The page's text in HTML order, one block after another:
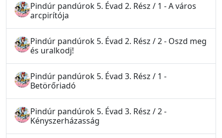
Pindúr pandúrok 5. Évad 2. Rész / 1 - A város
arcpirítója
Pindúr pandúrok 5. Évad 2. Rész / 2 - Oszd meg
és uralkodj!
Pindúr pandúrok 5. Évad 3. Rész / 1 -
Betörőriadó
Pindúr pandúrok 5. Évad 3. Rész / 2 -
Kényszerházasság